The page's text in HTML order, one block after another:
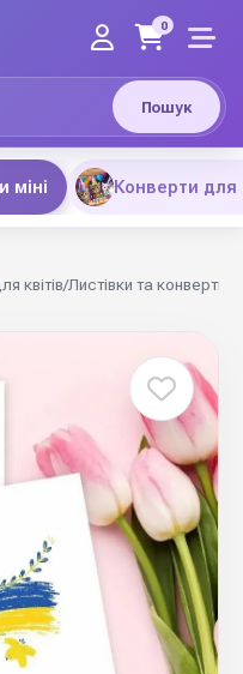
Пошук
0
міні Конверти
квітів/Листівки та конверти